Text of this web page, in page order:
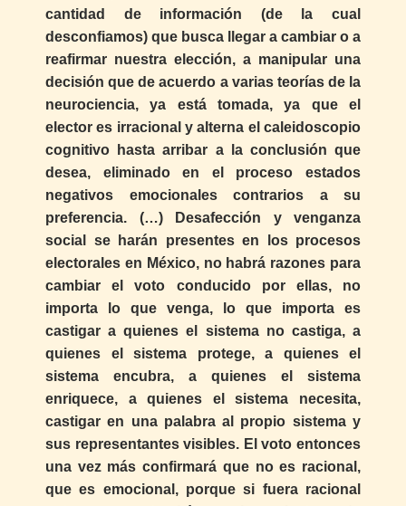
cantidad de información (de la cual
desconfiamos) que busca llegar a cambiar o a
reafirmar nuestra elección, a manipular una
decisión que de acuerdo a varias teorías de la
neurociencia, ya está tomada, ya que el
elector es irracional y alterna el caleidoscopio
cognitivo hasta arribar a la conclusión que
desea, eliminado en el proceso estados
negativos emocionales contrarios a su
preferencia. (…) Desafección y venganza
social se harán presentes en los procesos
electorales en México, no habrá razones para
cambiar el voto conducido por ellas, no
importa lo que venga, lo que importa es
castigar a quienes el sistema no castiga, a
quienes el sistema protege, a quienes el
sistema encubra, a quienes el sistema
enriquece, a quienes el sistema necesita,
castigar en una palabra al propio sistema y
sus representantes visibles. El voto entonces
una vez más confirmará que no es racional,
que es emocional, porque si fuera racional